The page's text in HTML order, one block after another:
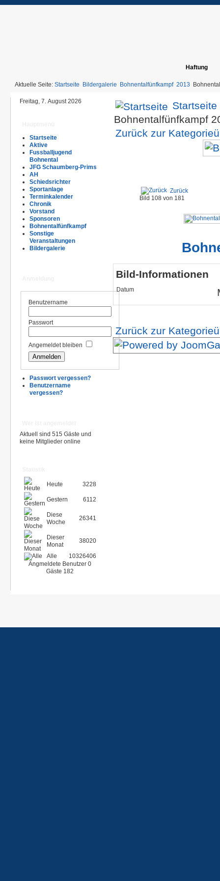
Haftung
Aktuelle Seite: Startseite Bildergalerie Bohnentalfünfkampf 2013
Freitag, 7. August 2026
Startseite
Aktive
Fussballjugend
Bohnental
JFG Schaumberg-Prims
AH
Schiedsrichter
Sportanlage
Terminkalender
Chronik
Vorstand
Sponsoren
Bohnentalfünfkampf
Sonstige
Veranstaltungen
Bildergalerie
Benutzername
Passwort
Angemeldet bleiben
Passwort vergessen?
Benutzername
vergessen?
Aktuell sind 515 Gäste und
keine Mitglieder online
Heute 3228
Gestern 6112
Diese
Woche
26341
Dieser
Monat
38020
Alle
10326406
Angmeldete Benutzer 0
Gäste 182
Startseite
Bohnentalfünfkampf
Zurück zur
Zurück
Bild 108 von 181
Bild-Informationen
Datum
Zurück zur